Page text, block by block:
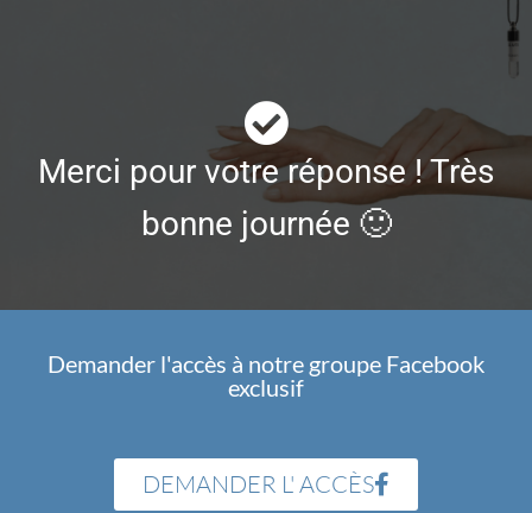
Merci pour votre réponse ! Très
bonne journée 🙂
Demander l'accès à notre groupe Facebook
exclusif
DEMANDER L' ACCÈS